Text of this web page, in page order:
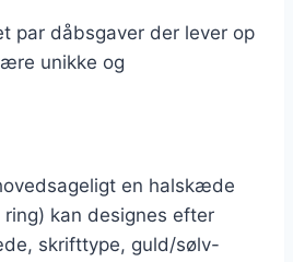
par dåbsgaver der lever op
unikke og
en halskæde
kan designes efter
skrifttype, guld/sølv-